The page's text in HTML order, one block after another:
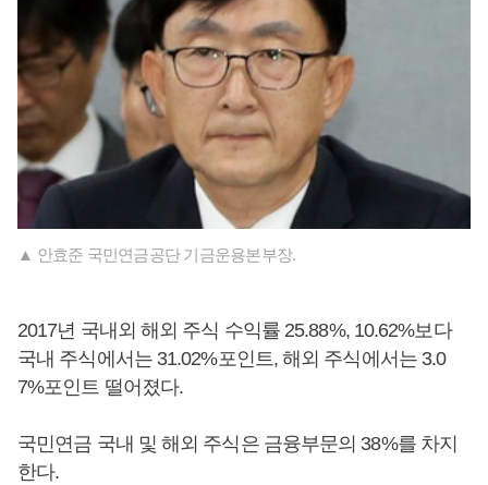
▲ 안효준 국민연금공단 기금운용본부장.
2017년 국내외 해외 주식 수익률 25.88%, 10.62%보다
국내 주식에서는 31.02%포인트, 해외 주식에서는 3.0
7%포인트 떨어졌다.
국민연금 국내 및 해외 주식은 금융부문의 38%를 차지
한다.